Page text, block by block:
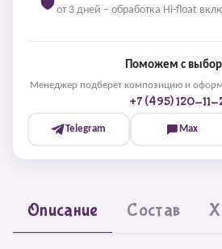
от 3 дней – обработка Hi-float
Поможем с
Менеджер подберёт композицию и
+7 (495) 120-11-
Telegram Max
Описание Состав